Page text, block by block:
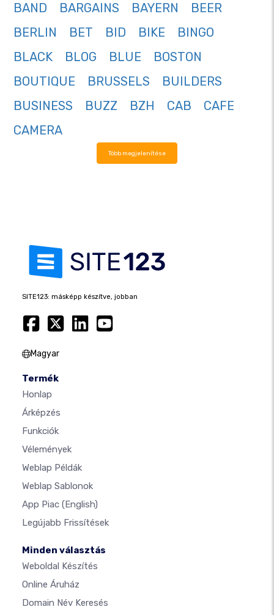
BAND
BARGAINS BAYERN
BEER
BERLIN
BET BID BIKE
BINGO
BLACK
BLOG BLUE
BOSTON
BOUTIQUE
BRUSSELS
BUILDERS
BUSINESS
BUZZ BZH CAB
CAFE
CAMERA
Több megjelenítése
SITE123: másképp készítve, jobban
Magyar
Termék
Honlap
Árképzés
Funkciók
Vélemények
Weblap Példák
Weblap Sablonok
App Piac (English)
Legújabb Frissítések
Minden választás
Weboldal Készítés
Online Áruház
Domain Név Keresés